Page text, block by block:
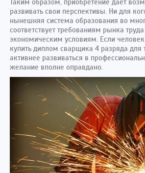
Таким образом, приобретение дает
развивать свои перспективы. Ни для
нынешняя система образования во
соответствует требованиям рынка
экономическим условиям. Если
купить диплом сварщика 4 разряда для
активнее развиваться в
желание вполне оправдано.